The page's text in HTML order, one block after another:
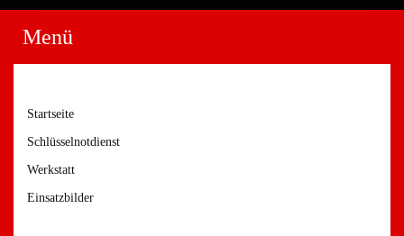
Menü
Startseite
Schlüsselnotdienst
Werkstatt
Einsatzbilder